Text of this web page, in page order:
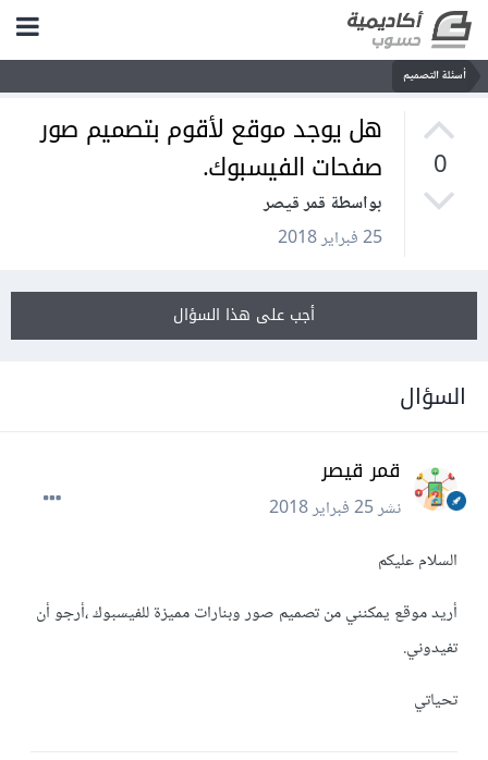
أسئلة التصميم
0
هل يوجد موقع لأقوم بتصميم صور
صفحات الفيسبوك.
بواسطة قمر قيصر
25 فبراير 2018
أجب على هذا السؤال
السؤال
قمر قيصر
نشر25 فبراير 2018
السلام عليكم
أريد موقع يمكنني من تصميم صور وبنارات مميزة للفيسبوك ،أرجو أن
تفيدوني.
تحياتي